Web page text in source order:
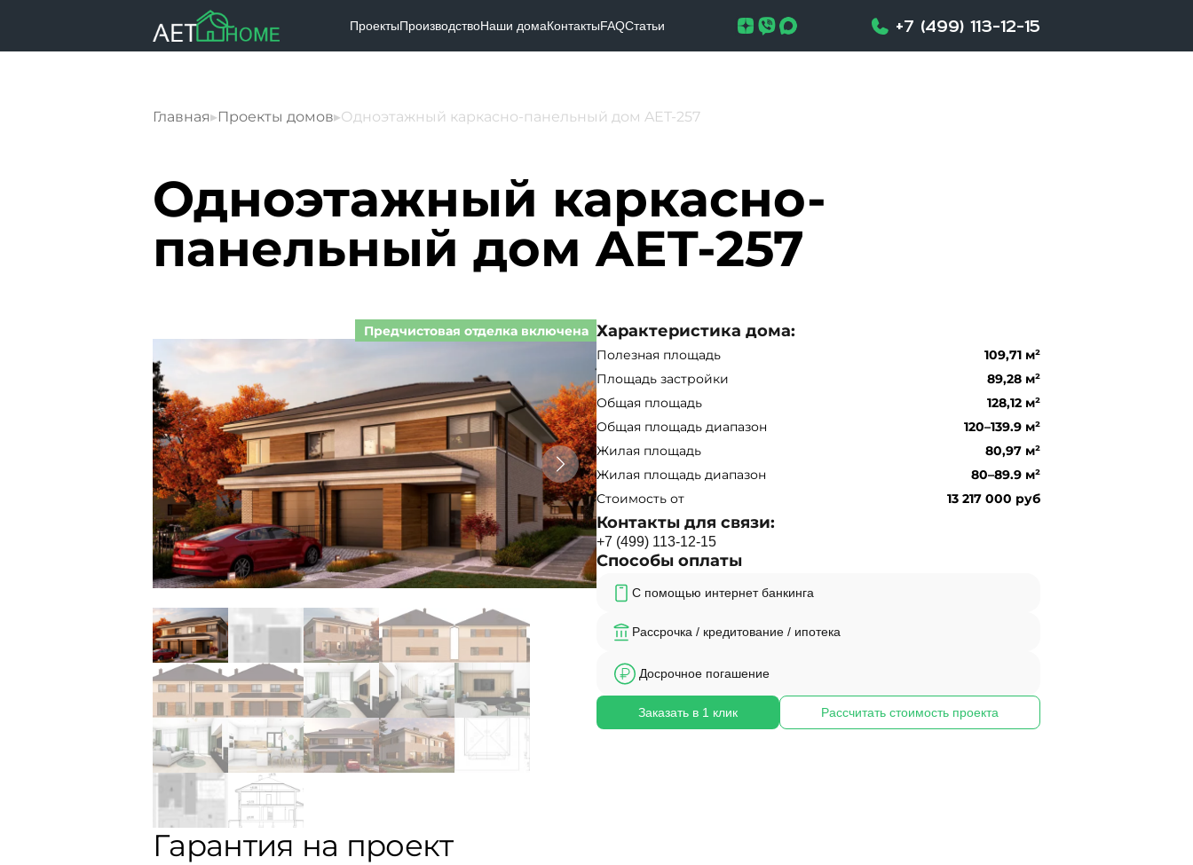
ПроектыПроизводствоНаши домаКонтактыFAQСтатьи +7 (499) 113-12-15
Главная▸Проекты домов▸Одноэтажный каркасно-панельный дом AET-257
Одноэтажный каркасно-
панельный дом AET-257
Характеристика дома:
Полезная площадь
109,71 м²
Площадь застройки
89,28 м²
Общая площадь
128,12 м²
Общая площадь диапазон
120–139.9 м²
Жилая площадь
80,97 м²
Жилая площадь диапазон
80–89.9 м²
Стоимость от
13 217 000 руб
Контакты для связи:
+7 (499) 113-12-15
Способы оплаты
С помощью интернет банкинга
Рассрочка / кредитование / ипотека
Досрочное погашение
Заказать в 1 клик Рассчитать стоимость проекта
Предчистовая отделка включена
Гарантия на проект